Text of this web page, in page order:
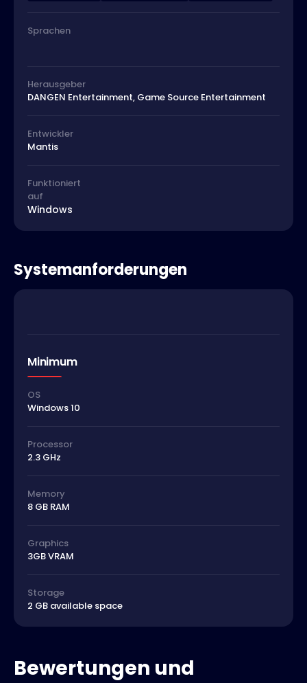
Sprachen
Herausgeber
DANGEN Entertainment, Game Source Entertainment
Entwickler
Mantis
Funktioniert
auf
Windows
Systemanforderungen
Minimum
OS
Windows 10
Processor
2.3 GHz
Memory
8 GB RAM
Graphics
3GB VRAM
Storage
2 GB available space
Bewertungen und